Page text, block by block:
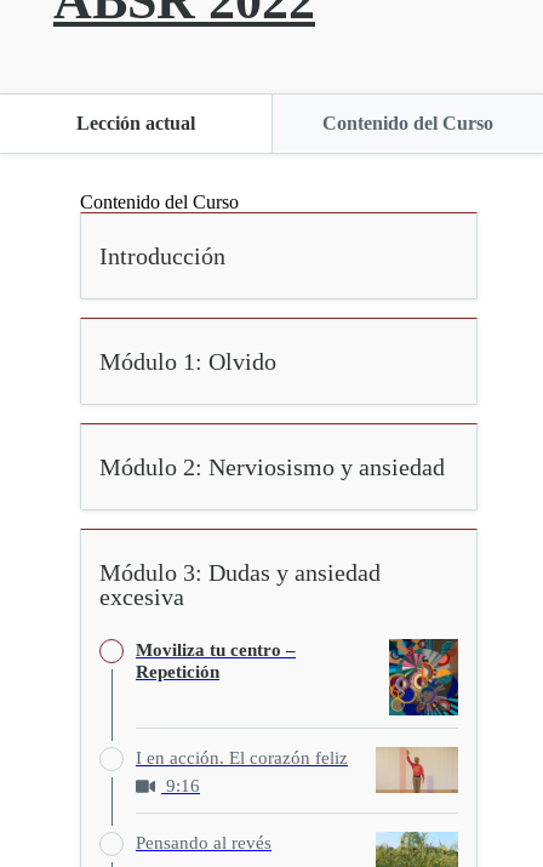
Lección actual Contenido del Curso
Contenido del Curso
Introducción
Módulo 1: Olvido
Módulo 2: Nerviosismo y ansiedad
Módulo 3: Dudas y ansiedad
excesiva
Moviliza tu centro –
Repetición
I en acción. El corazón feliz
9:16
Pensando al revés